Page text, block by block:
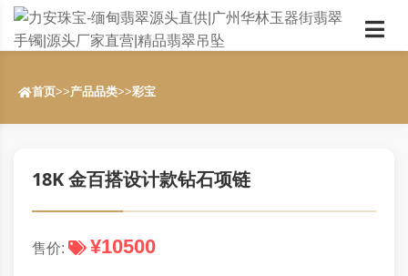
首页>>产品品类>>彩宝
18K 金百搭设计款钻石项链
售价: ¥10500